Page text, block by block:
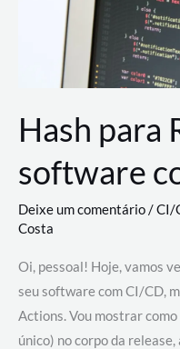
desenvolvimento
Hash para
software
Deixe um comentário/CI/
Costa
Oi, pessoal! Hoje, vamos
seu software com CI/CD,
Actions. Vou mostrar
único) no corpo da